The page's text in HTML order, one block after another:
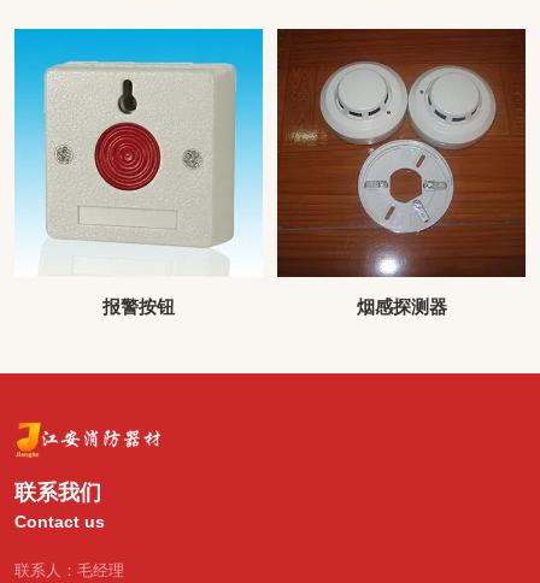
报警按钮 烟感探测器
联系我们
Contact us
联系人：毛经理